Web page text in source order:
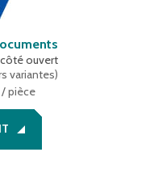
ouvert
variantes)
/ pièce